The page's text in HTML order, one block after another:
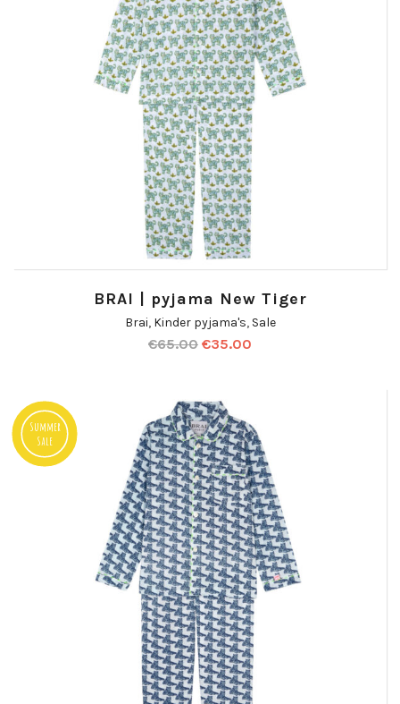
BRAI | pyjama New Tiger
Brai, Kinder pyjama's, Sale
€65.00 €35.00
Summer
Sale